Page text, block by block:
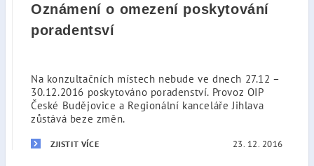
Oznámení o omezení poskytování
poradentsví
Na konzultačních místech nebude ve dnech 27.12 –
30.12.2016 poskytováno poradenství. Provoz OIP
České Budějovice a Regionální kanceláře Jihlava
zůstává beze změn.
ZJISTIT VÍCE 23. 12. 2016